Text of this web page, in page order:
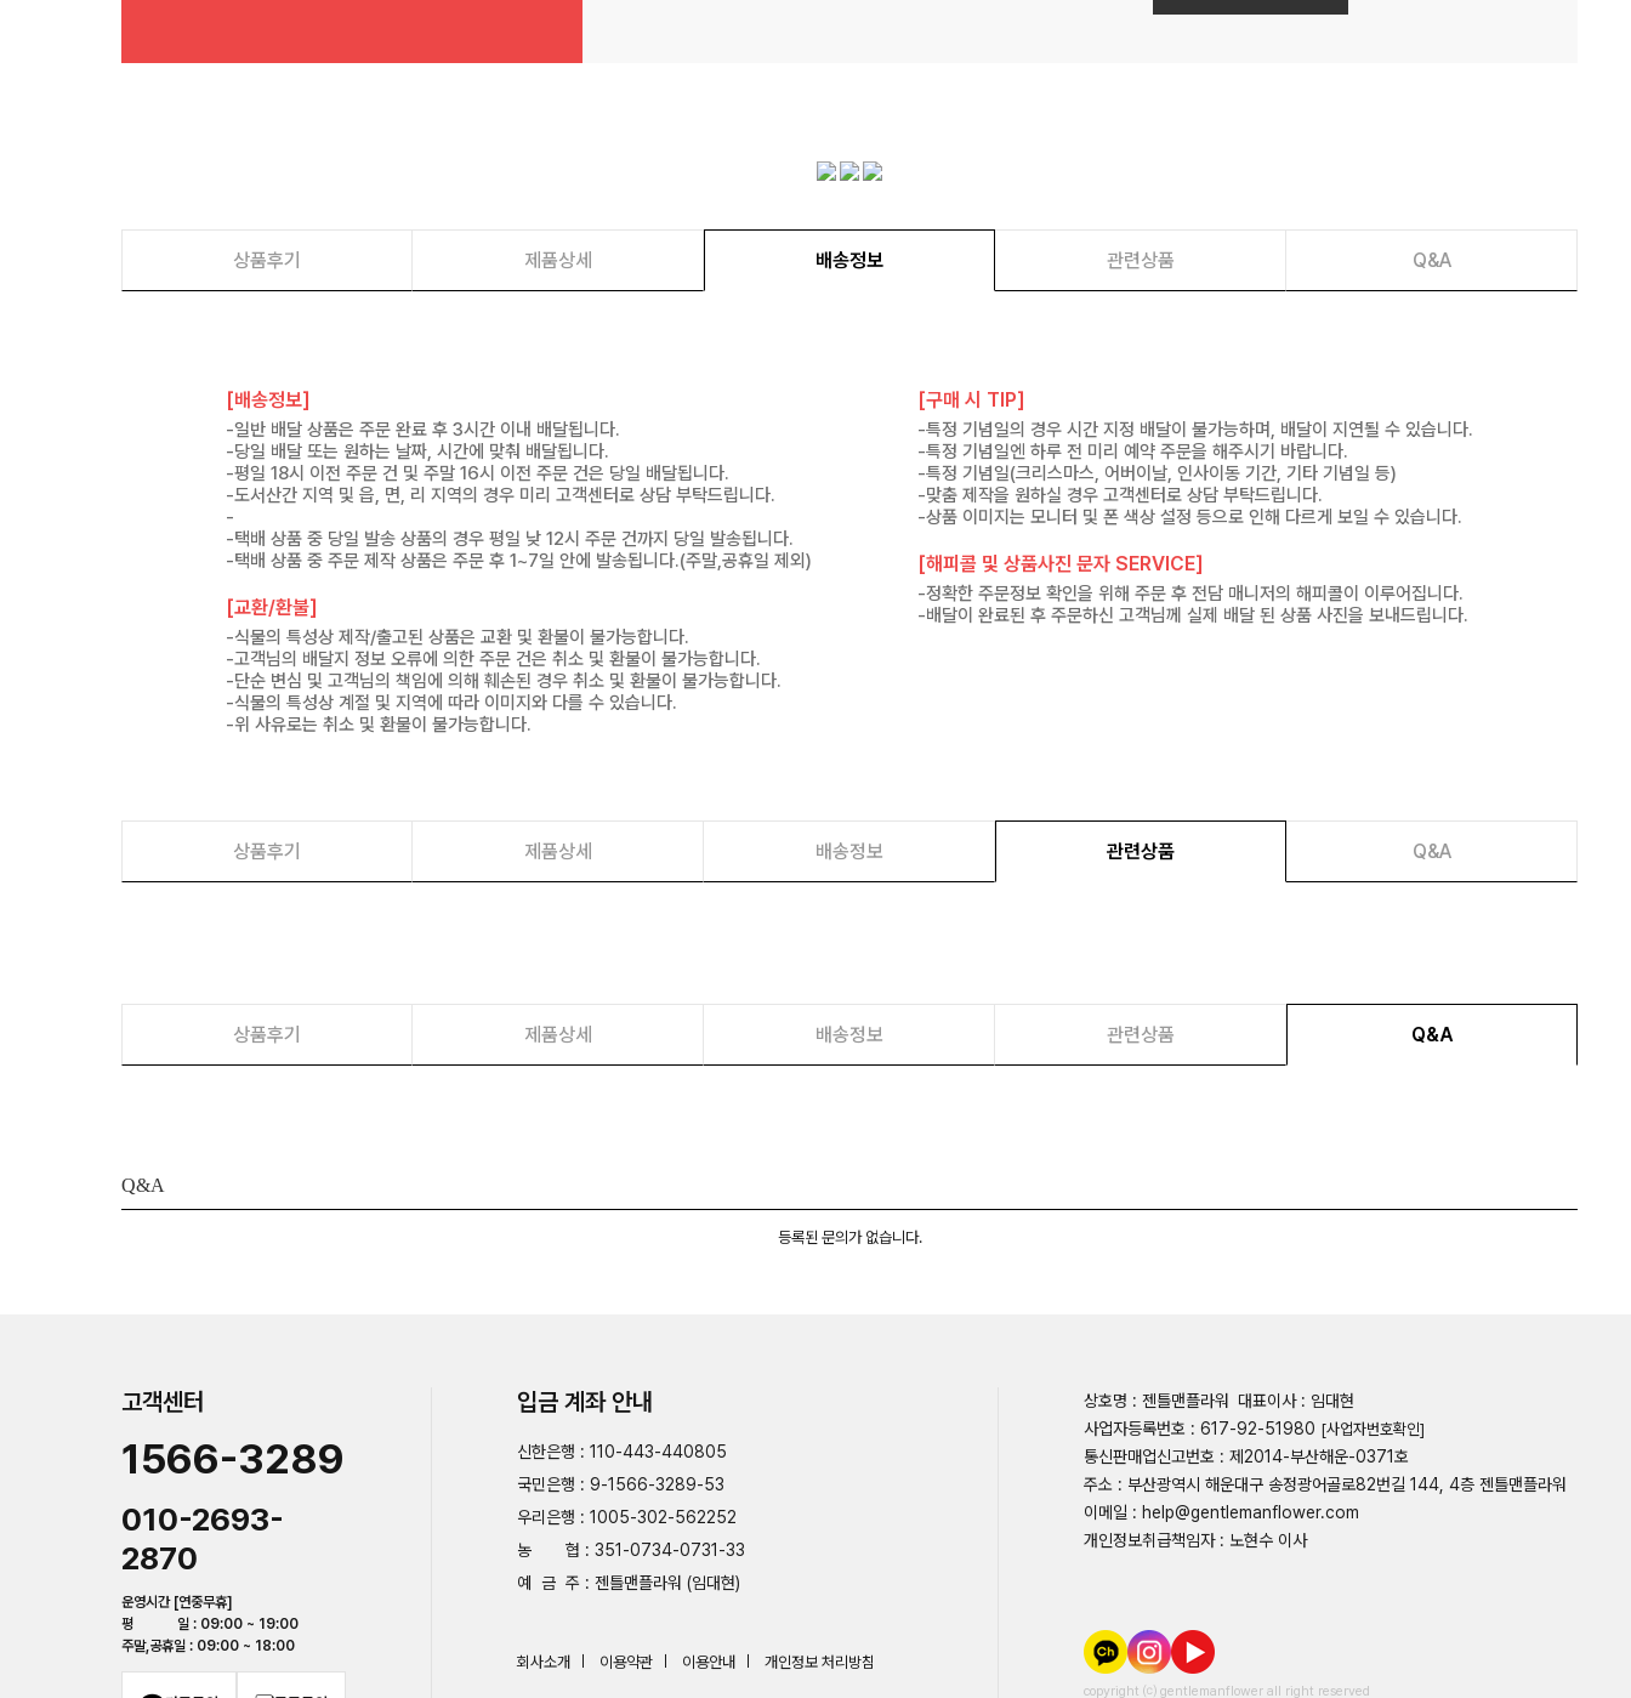
상품후기 제품상세 배송정보 관련상품 Q&A
[배송정보]
-일반 배달 상품은 주문 완료 후 3시간 이내 배달됩니다.
-당일 배달 또는 원하는 날짜, 시간에 맞춰 배달됩니다.
-평일 18시 이전 주문 건 및 주말 16시 이전 주문 건은 당일 배달됩니다.
-도서산간 지역 및 읍, 면, 리 지역의 경우 미리 고객센터로 상담 부탁드립니다.
-
-택배 상품 중 당일 발송 상품의 경우 평일 낮 12시 주문 건까지 당일 발송됩니다.
-택배 상품 중 주문 제작 상품은 주문 후 1~7일 안에 발송됩니다.(주말,공휴일 제외)
[교환/환불]
-식물의 특성상 제작/출고된 상품은 교환 및 환불이 불가능합니다.
-고객님의 배달지 정보 오류에 의한 주문 건은 취소 및 환불이 불가능합니다.
-단순 변심 및 고객님의 책임에 의해 훼손된 경우 취소 및 환불이 불가능합니다.
-식물의 특성상 계절 및 지역에 따라 이미지와 다를 수 있습니다.
-위 사유로는 취소 및 환불이 불가능합니다.
[구매 시 TIP]
-특정 기념일의 경우 시간 지정 배달이 불가능하며, 배달이 지연될 수 있습니다.
-특정 기념일엔 하루 전 미리 예약 주문을 해주시기 바랍니다.
-특정 기념일(크리스마스, 어버이날, 인사이동 기간, 기타 기념일 등)
-맞춤 제작을 원하실 경우 고객센터로 상담 부탁드립니다.
-상품 이미지는 모니터 및 폰 색상 설정 등으로 인해 다르게 보일 수 있습니다.
[해피콜 및 상품사진 문자 SERVICE]
-정확한 주문정보 확인을 위해 주문 후 전담 매니저의 해피콜이 이루어집니다.
-배달이 완료된 후 주문하신 고객님께 실제 배달 된 상품 사진을 보내드립니다.
상품후기 제품상세 배송정보 관련상품 Q&A
상품후기 제품상세 배송정보 관련상품 Q&A
Q&A
등록된 문의가 없습니다.
고객센터
1566-3289
010-2693-
2870
운영시간 [연중무휴]
평 일 : 09:00 ~ 19:00
주말,공휴일 : 09:00 ~ 18:00
입금 계좌 안내
신한은행 : 110-443-440805
국민은행 : 9-1566-3289-53
우리은행 : 1005-302-562252
농 협 : 351-0734-0731-33
예 금 주 : 젠틀맨플라워 (임대현)
회사소개 이용약관 이용안내 개인정보 처리방침
상호명 : 젠틀맨플라워 대표이사 : 임대현
사업자등록번호 : 617-92-51980 [사업자번호확인]
통신판매업신고번호 : 제2014-부산해운-0371호
주소 : 부산광역시 해운대구 송정광어골로82번길 144, 4층 젠틀맨플라워
이메일 : help@gentlemanflower.com
개인정보취급책임자 : 노현수 이사
copyright ⒞ gentlemanflower all right reserved